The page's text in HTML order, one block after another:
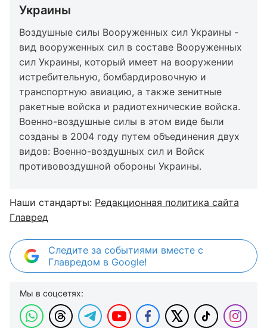
Украины
Воздушные силы Вооруженных сил Украины -
вид вооруженных сил в составе Вооруженных
сил Украины, который имеет на вооружении
истребительную, бомбардировочную и
транспортную авиацию, а также зенитные
ракетные войска и радиотехнические войска.
Военно-воздушные силы в этом виде были
созданы в 2004 году путем объединения двух
видов: Военно-воздушных сил и Войск
противовоздушной обороны Украины.
Наши стандарты: Редакционная политика сайта
Главред
Следите за событиями вместе с
Главредом в Google!
Мы в соцсетях: